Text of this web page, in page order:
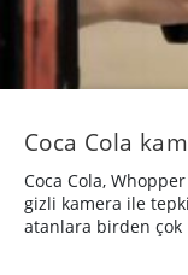
Coca Cola
Coca Cola,
gizli kamera ile
atanlara birden çok